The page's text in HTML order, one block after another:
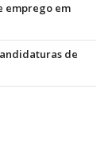
emprego em
de